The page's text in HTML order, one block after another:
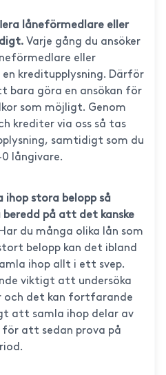
låneförmedlare eller
Varje gång du ansöker
eller
en kreditupplysning. Därför
bara göra en ansökan för
som möjligt. Genom
krediter via oss så tas
samtidigt som du
långivare.
ihop stora belopp så
beredd på att det kanske
Har du många olika lån som
belopp kan det ibland
ihop allt i ett svep.
viktigt att undersöka
och det kan fortfarande
att samla ihop delar av
att sedan prova på